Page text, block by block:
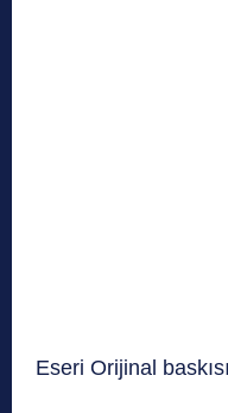
Eseri Orijinal baskısı